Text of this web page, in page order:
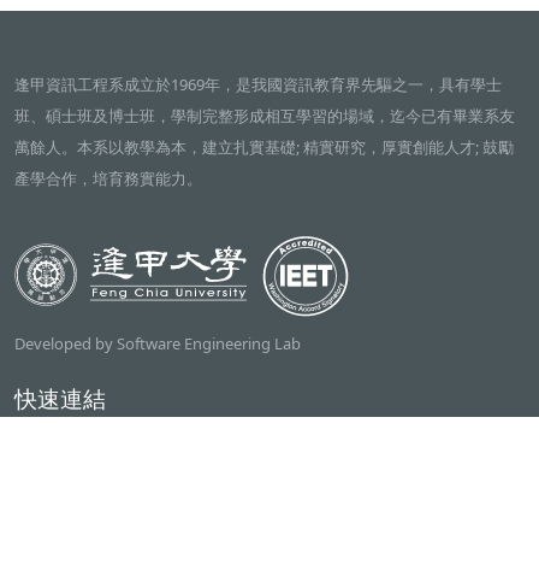
逢甲資訊工程系成立於1969年，是我國資訊教育界先驅之一，具有學士
班、碩士班及博士班，學制完整形成相互學習的場域，迄今已有畢業系友
萬餘人。本系以教學為本，建立扎實基礎; 精實研究，厚實創能人才; 鼓勵
產學合作，培育務實能力。
Developed by Software Engineering Lab
快速連結